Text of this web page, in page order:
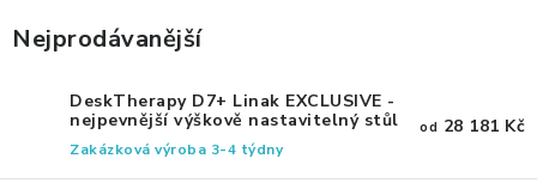
OBLÍBENÉ KATEGORIE
Nejprodávanější
DeskTherapy D7+ Linak EXCLUSIVE -
nejpevnější výškově nastavitelný stůl
Zakázková výroba 3-4 týdny
od 28 181 Kč